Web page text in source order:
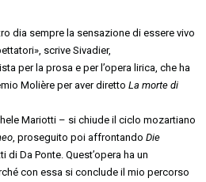
dia sempre la sensazione di essere vivo
scrive Sivadier,
per la prosa e per l’opera lirica, che ha
Molière per aver direttoLa morte di
Mariotti – si chiude il ciclo mozartiano
, proseguito poi affrontandoDie
di Da Ponte. Quest’opera ha un
con essa si conclude il mio percorso